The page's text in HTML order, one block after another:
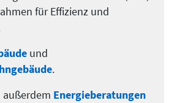
für Effizienz und
und
.
außerdem Energieberatungen